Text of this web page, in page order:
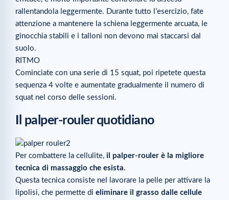
rallentandola leggermente. Durante tutto l’esercizio, fate
attenzione a mantenere la schiena leggermente arcuata, le
ginocchia stabili e i talloni non devono mai staccarsi dal
suolo.
RITMO
Cominciate con una serie di 15 squat, poi ripetete questa
sequenza 4 volte e aumentate gradualmente il numero di
squat nel corso delle sessioni.
Il palper-rouler quotidiano
Per combattere la cellulite, il palper-rouler è la migliore
tecnica di massaggio che esista.
Questa tecnica consiste nel lavorare la pelle per attivare la
lipolisi, che permette di eliminare il grasso dalle cellule